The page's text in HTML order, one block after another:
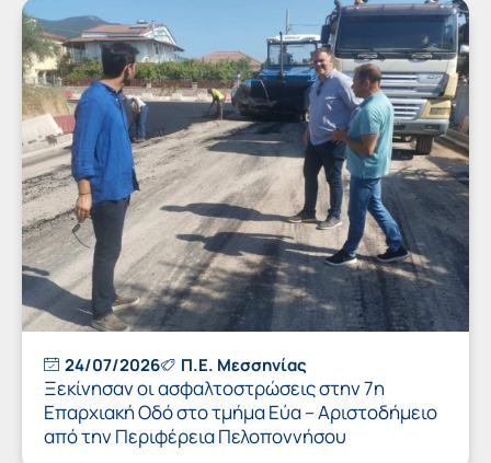
24/07/2026 Π.Ε. Μεσσηνίας
Ξεκίνησαν οι ασφαλτοστρώσεις στην 7η
Επαρχιακή Οδό στο τμήμα Εύα – Αριστοδήμειο
από την Περιφέρεια Πελοποννήσου